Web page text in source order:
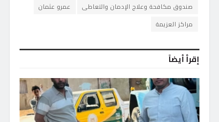
صندوق مكافحة وعلاج الإدمان والتعاطى
عمرو عثمان
مراكز العزيمة
إقرأ أيضاً